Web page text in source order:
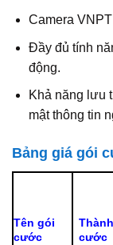
Camera
Đầy đủ tính
động.
Khả năng lưu
mật thông tin
Bảng giá gói
Tên gói
cước
cước